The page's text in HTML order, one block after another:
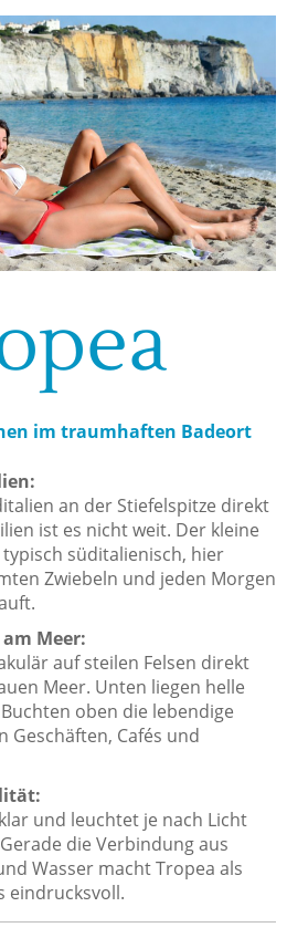
im traumhaften Badeort
an der Stiefelspitze direkt
ist es nicht weit. Der kleine
süditalienisch, hier
Zwiebeln und jeden Morgen
Meer:
auf steilen Felsen direkt
Meer. Unten liegen helle
oben die lebendige
Geschäften, Cafés und
und leuchtet je nach Licht
die Verbindung aus
Wasser macht Tropea als
eindrucksvoll.